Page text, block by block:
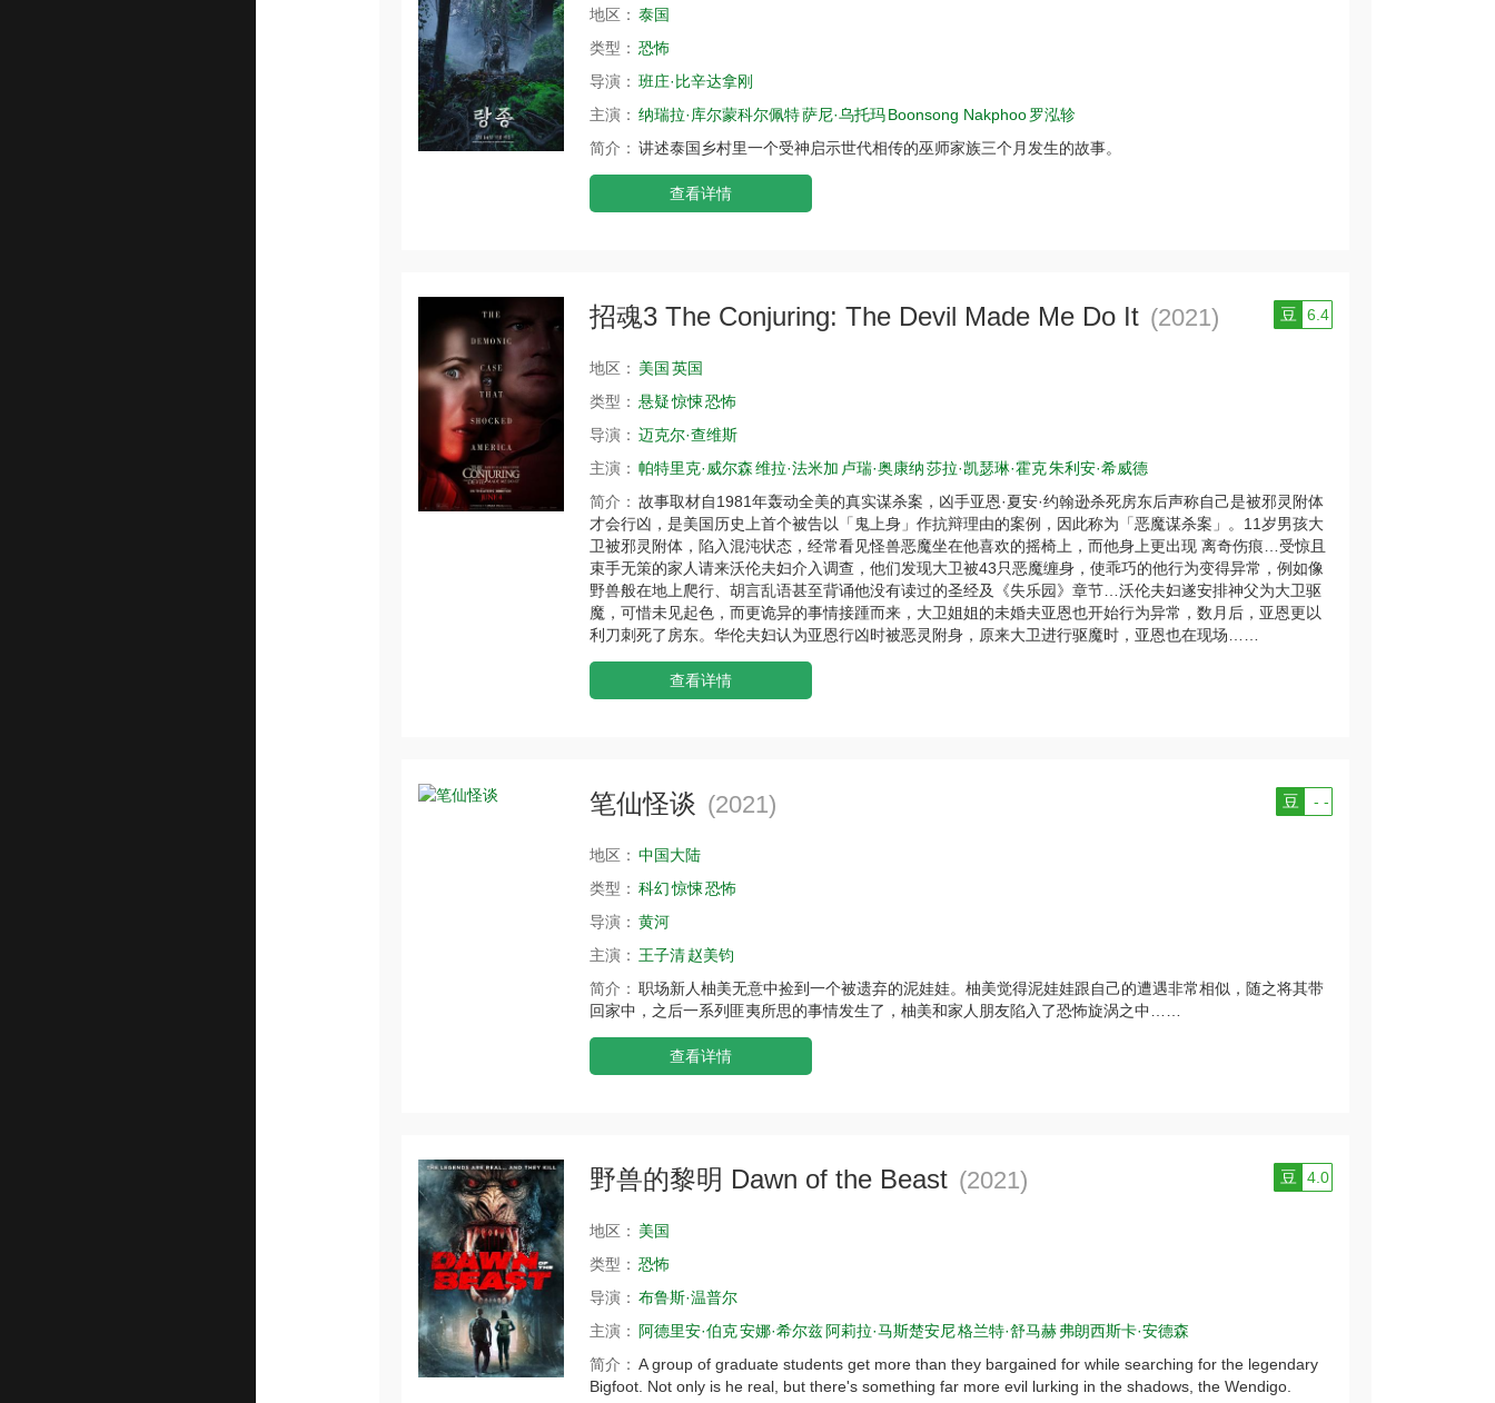
地区： 泰国
类型： 恐怖
导演： 班庄·比辛达拿刚
主演： 纳瑞拉·库尔蒙科尔佩特萨尼·乌托玛Boonsong Nakphoo罗泓轸
简介： 讲述泰国乡村里一个受神启示世代相传的巫师家族三个月发生的故事。
查看详情
招魂3 The Conjuring: The Devil Made Me Do It (2021) 豆 6.4
地区： 美国 英国
类型： 悬疑惊悚恐怖
导演： 迈克尔·查维斯
主演： 帕特里克·威尔森维拉·法米加 卢瑞·奥康纳莎拉·凯瑟琳·霍克朱利安·希威德
简介： 故事取材自1981年轰动全美的真实谋杀案，凶手亚恩·夏安·约翰逊杀死房东后声称自己是被邪灵附体
才会行凶，是美国历史上首个被告以「鬼上身」作抗辩理由的案例，因此称为「恶魔谋杀案」。11岁男孩大
卫被邪灵附体，陷入混沌状态，经常看见怪兽恶魔坐在他喜欢的摇椅上，而他身上更出现 离奇伤痕…受惊且
束手无策的家人请来沃伦夫妇介入调查，他们发现大卫被43只恶魔缠身，使乖巧的他行为变得异常，例如像
野兽般在地上爬行、胡言乱语甚至背诵他没有读过的圣经及《失乐园》章节…沃伦夫妇遂安排神父为大卫驱
魔，可惜未见起色，而更诡异的事情接踵而来，大卫姐姐的未婚夫亚恩也开始行为异常，数月后，亚恩更以
利刀刺死了房东。华伦夫妇认为亚恩行凶时被恶灵附身，原来大卫进行驱魔时，亚恩也在现场……
查看详情
笔仙怪谈 (2021) 豆 - -
地区： 中国大陆
类型： 科幻惊悚恐怖
导演： 黄河
主演： 王子清赵美钧
简介： 职场新人柚美无意中捡到一个被遗弃的泥娃娃。柚美觉得泥娃娃跟自己的遭遇非常相似，随之将其带
回家中，之后一系列匪夷所思的事情发生了，柚美和家人朋友陷入了恐怖旋涡之中……
查看详情
野兽的黎明 Dawn of the Beast (2021) 豆 4.0
地区： 美国
类型： 恐怖
导演： 布鲁斯·温普尔
主演： 阿德里安·伯克安娜·希尔兹阿莉拉·马斯楚安尼格兰特·舒马赫弗朗西斯卡·安德森
简介： A group of graduate students get more than they bargained for while searching for the legendary
Bigfoot. Not only is he real, but there's something far more evil lurking in the shadows, the Wendigo.